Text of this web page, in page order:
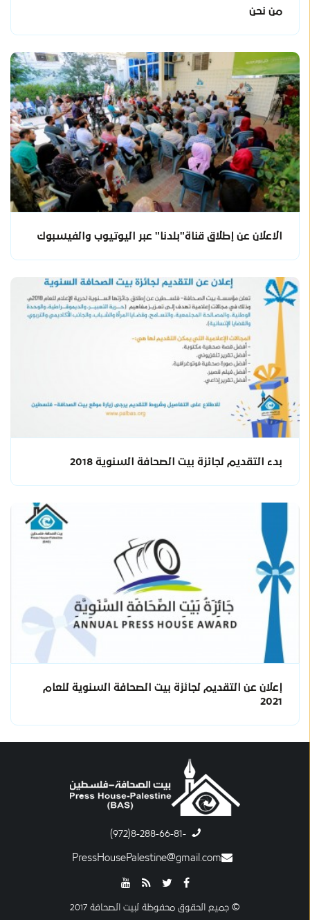
من نحن
الاعلان عن إطلاق قناة"بلدنا" عبر اليوتيوب والفيسبوك
بدء التقديم لجائزة بيت الصحافة السنوية 2018
إعلان عن التقديم لجائزة بيت الصحافة السنوية للعام
2021
-8-288-66-81(972)
PressHousePalestine@gmail.com
© جميع الحقوق محفوظة لبيت الصحافة 2017